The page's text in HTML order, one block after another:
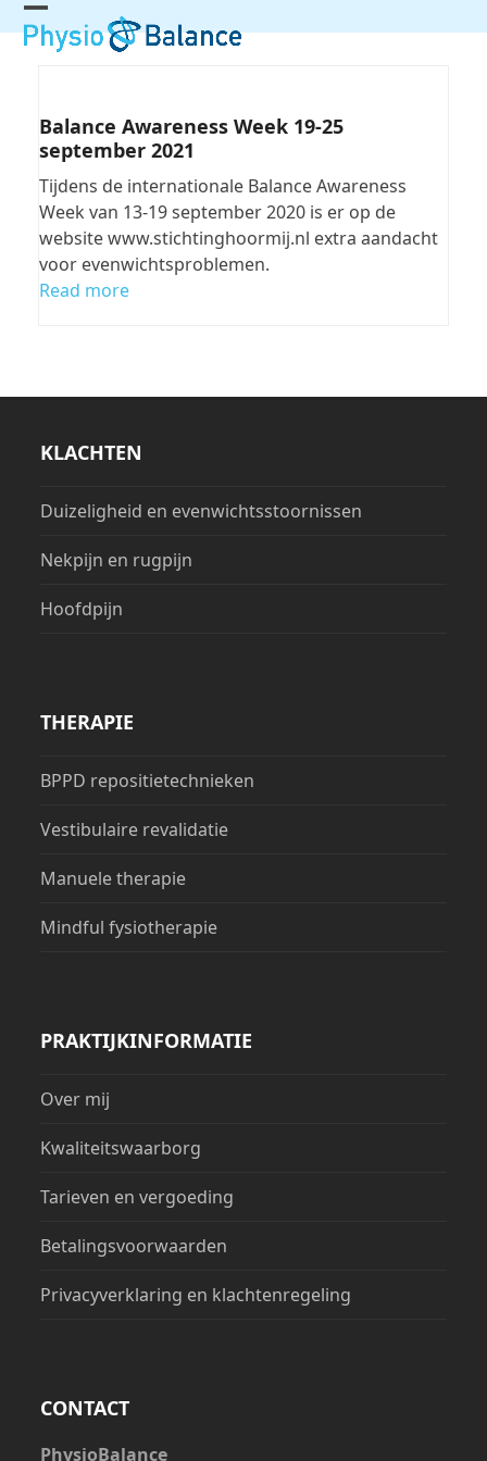
Skip
to Open
Close
Balance Awareness Week 19-25
september 2021
Tijdens de internationale Balance Awareness
Week van 13-19 september 2020 is er op de
website www.stichtinghoormij.nl extra aandacht
voor evenwichtsproblemen.
Read more
KLACHTEN
Duizeligheid en evenwichtsstoornissen
Nekpijn en rugpijn
Hoofdpijn
THERAPIE
BPPD repositietechnieken
Vestibulaire revalidatie
Manuele therapie
Mindful fysiotherapie
PRAKTIJKINFORMATIE
Over mij
Kwaliteitswaarborg
Tarieven en vergoeding
Betalingsvoorwaarden
Privacyverklaring en klachtenregeling
CONTACT
PhysioBalance